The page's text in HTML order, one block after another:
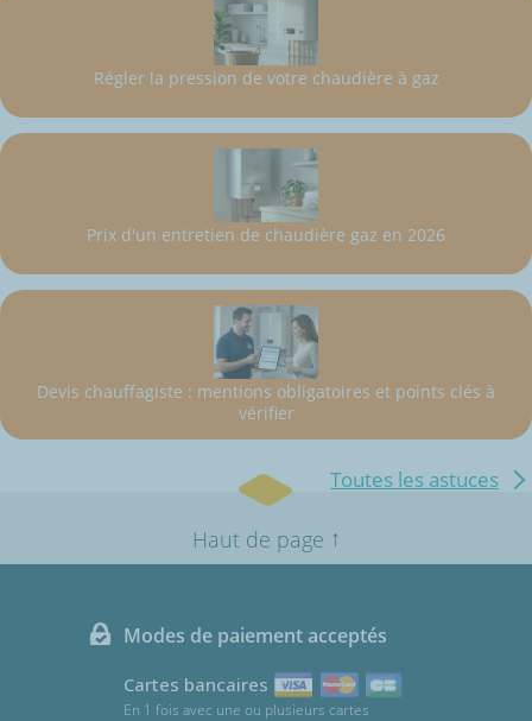
Régler la pression de votre chaudière à gaz
Prix d'un entretien de chaudière gaz en 2026
Devis chauffagiste : mentions obligatoires et points clés à
vérifier
Toutes les astuces
Haut de page ↑
Modes de paiement acceptés
Cartes bancaires
En 1 fois avec une ou plusieurs cartes